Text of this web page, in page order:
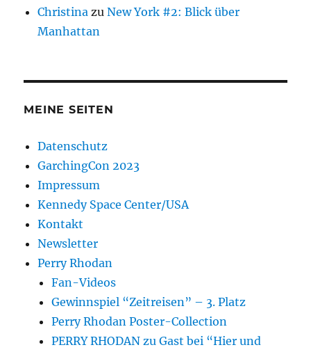
Christina zuNew York #2: Blick über
Manhattan
MEINE SEITEN
Datenschutz
GarchingCon 2023
Impressum
Kennedy Space Center/USA
Kontakt
Newsletter
Perry Rhodan
Fan-Videos
Gewinnspiel “Zeitreisen” – 3. Platz
Perry Rhodan Poster-Collection
PERRY RHODAN zu Gast bei “Hier und